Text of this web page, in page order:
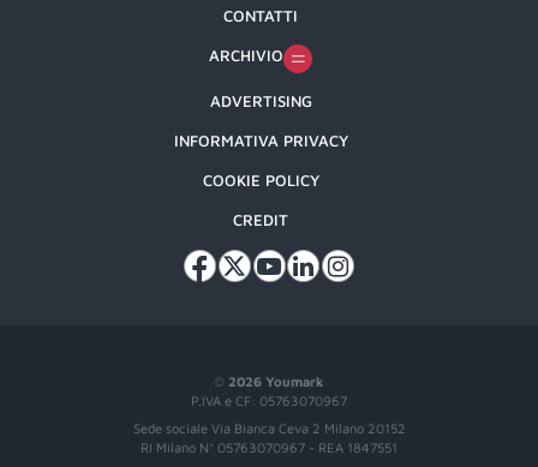
© 2026 Youmark
P.IVA e CF: 05763070967
Sede sociale Via Bianca Ceva 2 Milano 20152
RI Milano N° 05763070967 - REA 1847551
CONTATTI
ARCHIVIO
ADVERTISING
INFORMATIVA PRIVACY
COOKIE POLICY
CREDIT